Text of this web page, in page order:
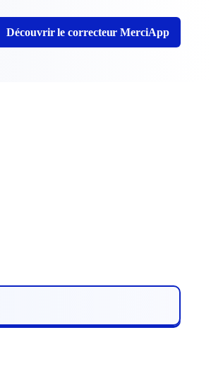
Découvrir le correcteur MerciApp